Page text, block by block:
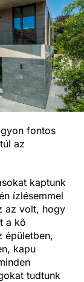
fontos
az
kaptunk
ízlésemmel
az volt, hogy
a kő
épületben,
kapu
tudtunk